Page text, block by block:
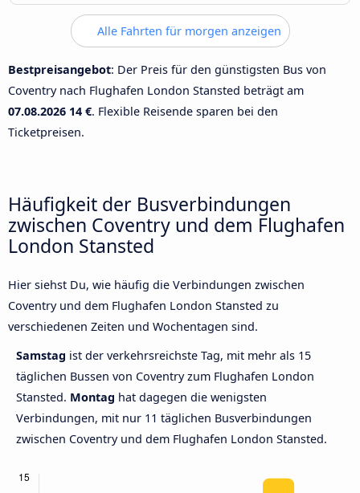
Alle Fahrten für morgen anzeigen
Bestpreisangebot: Der Preis für den günstigsten Bus von
Coventry nach Flughafen London Stansted beträgt am
07.08.2026 14 €. Flexible Reisende sparen bei den
Ticketpreisen.
Häufigkeit der Busverbindungen
zwischen Coventry und dem Flughafen
London Stansted
Hier siehst Du, wie häufig die Verbindungen zwischen
Coventry und dem Flughafen London Stansted zu
verschiedenen Zeiten und Wochentagen sind.
Samstag ist der verkehrsreichste Tag, mit mehr als 15
täglichen Bussen von Coventry zum Flughafen London
Stansted. Montag hat dagegen die wenigsten
Verbindungen, mit nur 11 täglichen Busverbindungen
zwischen Coventry und dem Flughafen London Stansted.